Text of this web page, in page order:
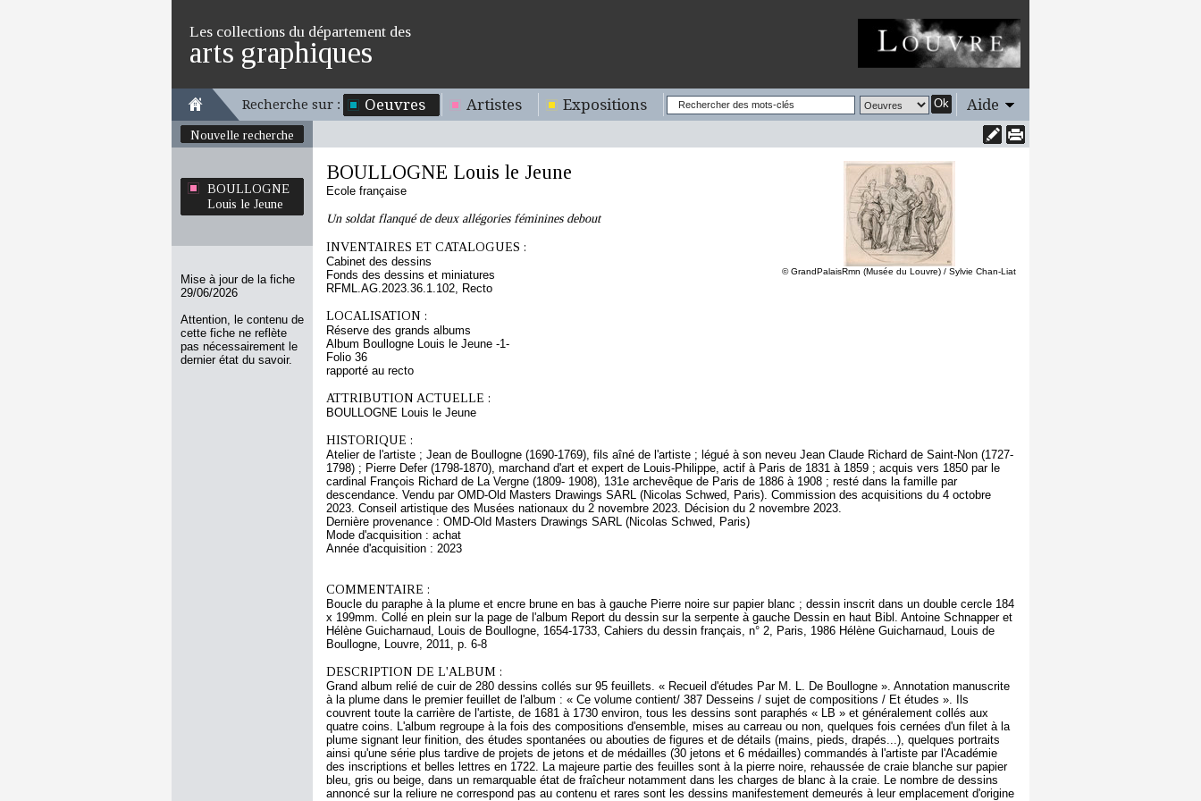
Les collections du département des
arts graphiques
Recherche sur : Oeuvres Artistes Expositions Ok Aide
Nouvelle recherche
BOULLOGNE
Louis le Jeune
Mise à jour de la fiche
29/06/2026
Attention, le contenu de
cette fiche ne reflète
pas nécessairement le
dernier état du savoir.
© GrandPalaisRmn (Musée du Louvre) / Sylvie Chan-Liat
BOULLOGNE Louis le Jeune
Ecole française
Un soldat flanqué de deux allégories féminines debout
INVENTAIRES ET CATALOGUES :
Cabinet des dessins
Fonds des dessins et miniatures
RFML.AG.2023.36.1.102, Recto
LOCALISATION :
Réserve des grands albums
Album Boullogne Louis le Jeune -1-
Folio 36
rapporté au recto
ATTRIBUTION ACTUELLE :
BOULLOGNE Louis le Jeune
HISTORIQUE :
Atelier de l'artiste ; Jean de Boullogne (1690-1769), fils aîné de l'artiste ; légué à son neveu Jean Claude Richard de Saint-Non (1727-
1798) ; Pierre Defer (1798-1870), marchand d'art et expert de Louis-Philippe, actif à Paris de 1831 à 1859 ; acquis vers 1850 par le
cardinal François Richard de La Vergne (1809- 1908), 131e archevêque de Paris de 1886 à 1908 ; resté dans la famille par
descendance. Vendu par OMD-Old Masters Drawings SARL (Nicolas Schwed, Paris). Commission des acquisitions du 4 octobre
2023. Conseil artistique des Musées nationaux du 2 novembre 2023. Décision du 2 novembre 2023.
Dernière provenance : OMD-Old Masters Drawings SARL (Nicolas Schwed, Paris)
Mode d'acquisition : achat
Année d'acquisition : 2023
COMMENTAIRE :
Boucle du paraphe à la plume et encre brune en bas à gauche Pierre noire sur papier blanc ; dessin inscrit dans un double cercle 184
x 199mm. Collé en plein sur la page de l'album Report du dessin sur la serpente à gauche Dessin en haut Bibl. Antoine Schnapper et
Hélène Guicharnaud, Louis de Boullogne, 1654-1733, Cahiers du dessin français, n° 2, Paris, 1986 Hélène Guicharnaud, Louis de
Boullogne, Louvre, 2011, p. 6-8
DESCRIPTION DE L'ALBUM :
Grand album relié de cuir de 280 dessins collés sur 95 feuillets. « Recueil d'études Par M. L. De Boullogne ». Annotation manuscrite
à la plume dans le premier feuillet de l'album : « Ce volume contient/ 387 Desseins / sujet de compositions / Et études ». Ils
couvrent toute la carrière de l'artiste, de 1681 à 1730 environ, tous les dessins sont paraphés « LB » et généralement collés aux
quatre coins. L'album regroupe à la fois des compositions d'ensemble, mises au carreau ou non, quelques fois cernées d'un filet à la
plume signant leur finition, des études spontanées ou abouties de figures et de détails (mains, pieds, drapés...), quelques portraits
ainsi qu'une série plus tardive de projets de jetons et de médailles (30 jetons et 6 médailles) commandés à l'artiste par l'Académie
des inscriptions et belles lettres en 1722. La majeure partie des feuilles sont à la pierre noire, rehaussée de craie blanche sur papier
bleu, gris ou beige, dans un remarquable état de fraîcheur notamment dans les charges de blanc à la craie. Le nombre de dessins
annoncé sur la reliure ne correspond pas au contenu et rares sont les dessins manifestement demeurés à leur emplacement d'origine